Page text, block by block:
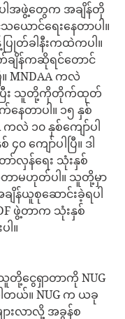
အဖွဲ့တွေက အချိန်တို
ယောင်ရေးနေတာပါ။
ြုတ်ခါနီးကထဲကပါ။
ျိန်ကဆိုရင်တောင်
။ MNDAA ကလဲ
ြီး သူတို့ကိုတိုက်ထုတ်
ေတာပါ။ ၁၅ နှစ်
ကလဲ ၁၀ နှစ်ကျော်ပါ
၄၀ ကျော်ပါပြီ။ ဒါ
လှန်ရေး သုံးနှစ်
ာမဟုတ်ပါ။ သူတို့မှာ
န်ယူစုဆောင်းခဲ့ရပါ
ဖွဲ့တာက သုံးနှစ်
ါ။
တို့ငွေရှာတာကို NUG
တယ်။ NUG က ယခု
ားလာလို့ အခွန်စ